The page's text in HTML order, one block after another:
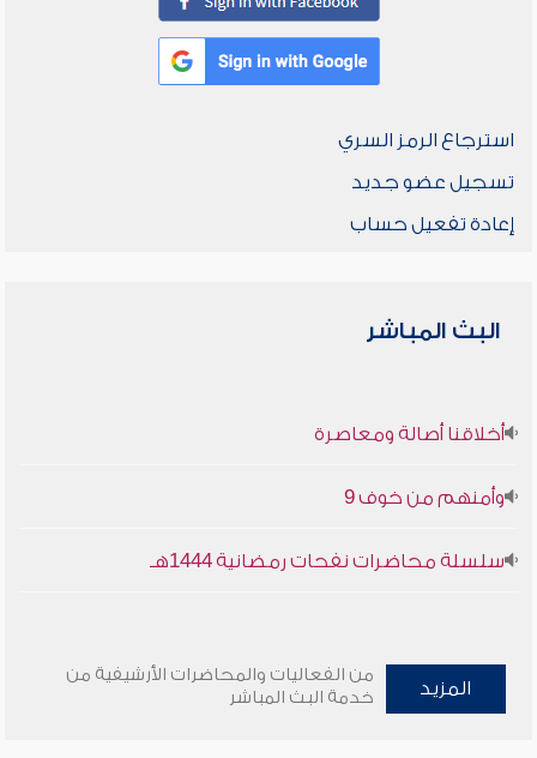
استرجاع الرمز السري
تسجيل عضو جديد
إعادة تفعيل حساب
البث المباشر
أخلاقنا أصالة ومعاصرة
وأمنهم من خوف 9
سلسلة محاضرات نفحات رمضانية 1444هـ
المزيد
من الفعاليات والمحاضرات الأرشيفية من
خدمة البث المباشر